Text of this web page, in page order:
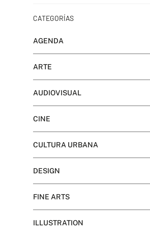
CATEGORÍAS
AGENDA
ARTE
AUDIOVISUAL
CINE
CULTURA URBANA
DESIGN
FINE ARTS
ILLUSTRATION